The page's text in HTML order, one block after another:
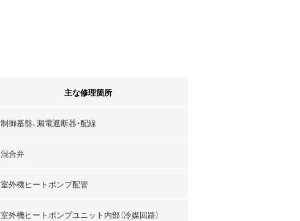
主な修理箇所
制御基盤、漏電遮断器・配線
混合弁
室外機ヒートポンプ配管
室外機ヒートポンプユニット内部（冷媒回路）